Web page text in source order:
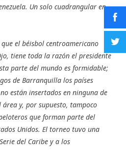
Un solo cuadrangular en
el béisbol centroamericano
tiene toda la razón el presidente
parte del mundo es formidable;
de Barranquilla los países
están insertados en ninguna de
y, por supuesto, tampoco
que forman parte del
Unidos. El torneo tuvo una
del Caribe y a los